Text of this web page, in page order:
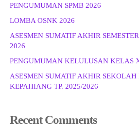
PENGUMUMAN SPMB 2026
LOMBA OSNK 2026
ASESMEN SUMATIF AKHIR
2026
PENGUMUMAN KELULUSAN KELAS
ASESMEN SUMATIF AKHIR
KEPAHIANG TP. 2025/2026
Recent Comments